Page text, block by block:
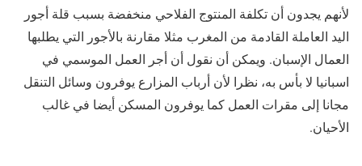
لأنهم يجدون أن تكلفة المنتوج الفلاحي منخفضة بسبب قلة أجور
اليد العاملة القادمة من المغرب مثلا مقارنة بالأجور التي يطلبها
العمال الإسبان. ويمكن أن نقول أن أجر العمل الموسمي في
اسبانيا لا بأس به، نظرا لأن أرباب المزارع يوفرون وسائل التنقل
مجانا إلى مقرات العمل كما يوفرون المسكن أيضا في غالب
الأحيان.